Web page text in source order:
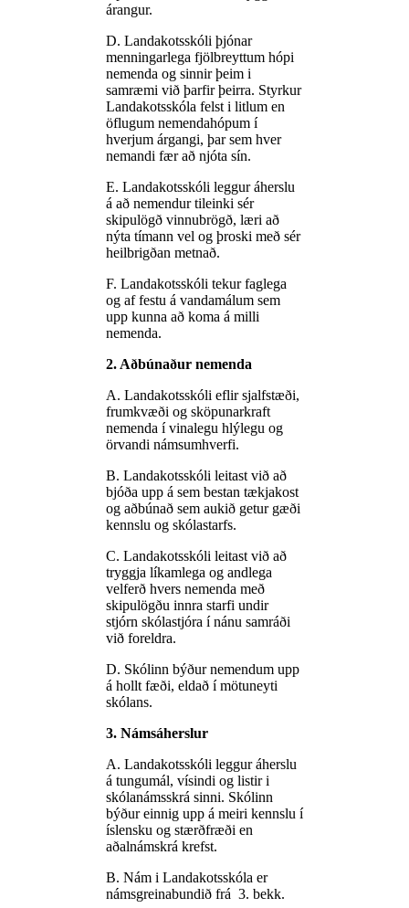
árangur.
D. Landakotsskóli þjónar
menningarlega fjölbreyttum hópi
nemenda og sinnir þeim i
samræmi við þarfir þeirra. Styrkur
Landakotsskóla felst i litlum en
öflugum nemendahópum í
hverjum árgangi, þar sem hver
nemandi fær að njóta sín.
E. Landakotsskóli leggur áherslu
á að nemendur tileinki sér
skipulögð vinnubrögð, læri að
nýta tímann vel og þroski með sér
heilbrigðan metnað.
F. Landakotsskóli tekur faglega
og af festu á vandamálum sem
upp kunna að koma á milli
nemenda.
2. Aðbúnaður nemenda
A. Landakotsskóli eflir sjalfstæði,
frumkvæði og sköpunarkraft
nemenda í vinalegu hlýlegu og
örvandi námsumhverfi.
B. Landakotsskóli leitast við að
bjóða upp á sem bestan tækjakost
og aðbúnað sem aukið getur gæði
kennslu og skólastarfs.
C. Landakotsskóli leitast við að
tryggja líkamlega og andlega
velferð hvers nemenda með
skipulögðu innra starfi undir
stjórn skólastjóra í nánu samráði
við foreldra.
D. Skólinn býður nemendum upp
á hollt fæði, eldað í mötuneyti
skólans.
3. Námsáherslur
A. Landakotsskóli leggur áherslu
á tungumál, vísindi og listir i
skólanámsskrá sinni. Skólinn
býður einnig upp á meiri kennslu í
íslensku og stærðfræði en
aðalnámskrá krefst.
B. Nám i Landakotsskóla er
námsgreinabundið frá 3. bekk.